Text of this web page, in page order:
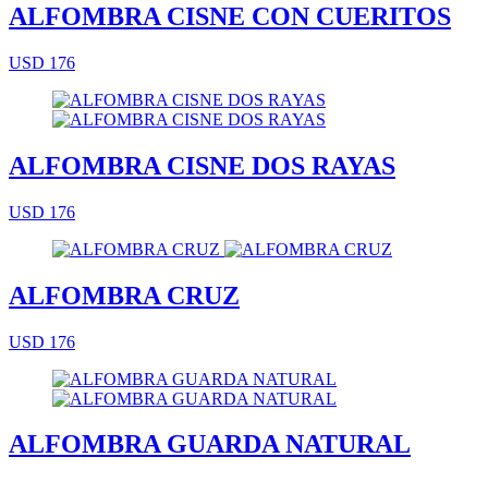
ALFOMBRA CISNE CON CUERITOS
USD 176
ALFOMBRA CISNE DOS RAYAS
USD 176
ALFOMBRA CRUZ
USD 176
ALFOMBRA GUARDA NATURAL